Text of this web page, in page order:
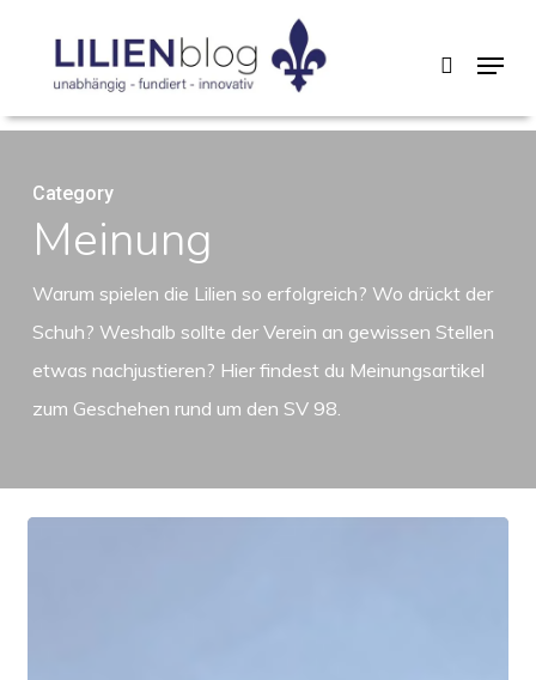
content
search
Menu
Category
Meinung
Warum spielen die Lilien so erfolgreich? Wo drückt der
Schuh? Weshalb sollte der Verein an gewissen Stellen
etwas nachjustieren? Hier findest du Meinungsartikel
zum Geschehen rund um den SV 98.